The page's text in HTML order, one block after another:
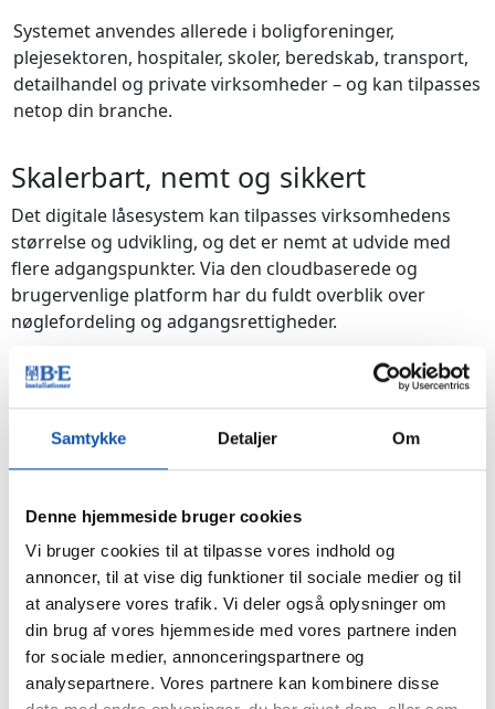
Samtykke Detaljer Om
Denne hjemmeside bruger cookies
Vi bruger cookies til at tilpasse vores indhold og
annoncer, til at vise dig funktioner til sociale medier og til
at analysere vores trafik. Vi deler også oplysninger om
din brug af vores hjemmeside med vores partnere inden
for sociale medier, annonceringspartnere og
analysepartnere. Vores partnere kan kombinere disse
Systemet anvendes allerede i boligforeninger,
plejesektoren, hospitaler, skoler, beredskab, transport,
detailhandel og private virksomheder – og kan tilpasses
netop din branche.
Skalerbart, nemt og sikkert
Det digitale låsesystem kan tilpasses virksomhedens
størrelse og udvikling, og det er nemt at udvide med
flere adgangspunkter. Via den cloudbaserede og
brugervenlige platform har du fuldt overblik over
nøglefordeling og adgangsrettigheder.
Nøglerne kan tidsbegrænses og logges, så du som
administrator får indsigt i, hvor og hvornår de er
låsecylinderen.
Vedligeholdelsesfri og vejrresistent
Låsecylindrene er udstyret med en selvsmørende
mekanisme, der som udgangspunkt gør vedligehold
overflødig. Et indbygget oliedepot sikrer nemlig, at
cylinderen smøres automatisk, hver gang en nøgle
isættes. Cylindre og nøgler, der er fremstillet i
vejrresistent kvalitet, egner sig til opsætning og brug
såvel udendørs under skiftende vejrforhold, som